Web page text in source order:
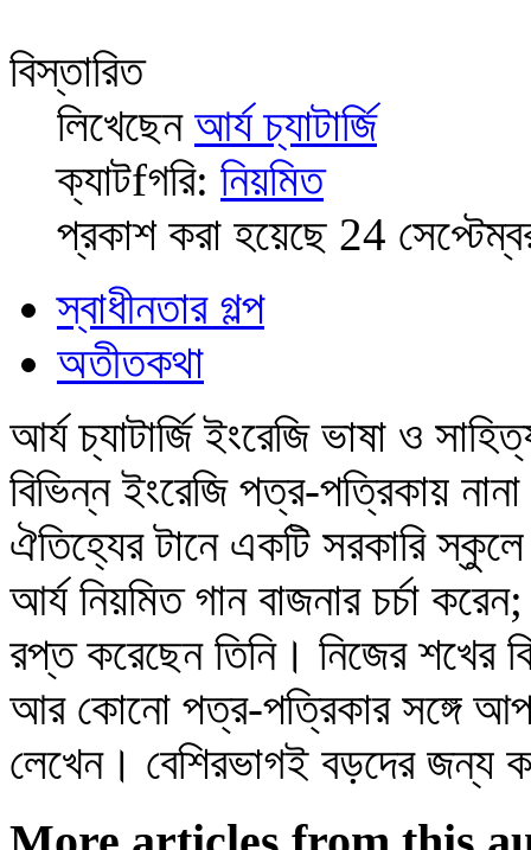
বিস্তারিত
লিখেছেন আর্য চ্যাটার্জি
ক্যাটfগরি: নিয়মিত
প্রকাশ করা হয়েছে 24
স্বাধীনতার গল্প
অতীতকথা
আর্য চ্যাটার্জি ইংরেজি ভাষা ও
বিভিন্ন ইংরেজি পত্র-পত্রিকায় নানা
ঐতিহ্যের টানে একটি সরকারি স্কুলে
আর্য নিয়মিত গান বাজনার চর্চা
রপ্ত করেছেন তিনি। নিজের শখের
আর কোনো পত্র-পত্রিকার সঙ্গে
লেখেন। বেশিরভাগই বড়দের জন্য